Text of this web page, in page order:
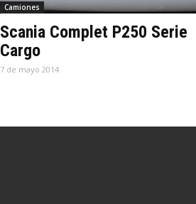
Camiones
Scania Complet P250 Serie
Cargo
7 de mayo 2014